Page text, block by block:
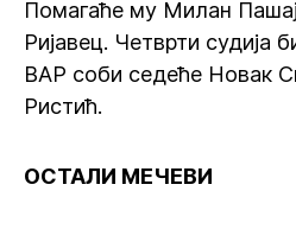
Помагаће му Милан
Ријавец. Четврти судија
ВАР соби седеће Новак
Ристић.
ОСТАЛИ МЕЧЕВИ